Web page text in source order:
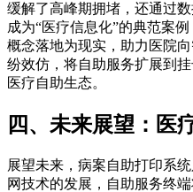
缓解了高峰期拥堵，还通过
成为“医疗信息化”的典范案
概念落地为现实，助力医院
纷效仿，将自助服务扩展到
医疗自助生态。
四、未来展望：医
展望未来，病案自助打印系
网技术的发展，自助服务终